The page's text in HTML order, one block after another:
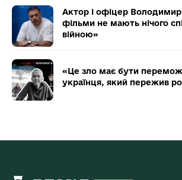
Актор і офіцер
фільми не мають нічого
війною»
«Це зло має бути
українця, який пережив